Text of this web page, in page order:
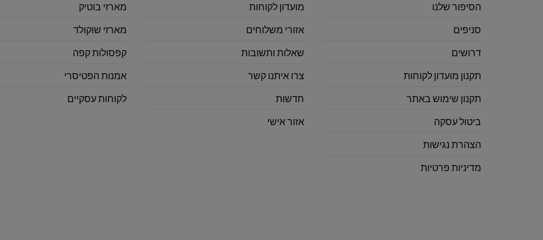
הסיפור שלנו
סניפים
דרושים
תקנון מועדון לקוחות
תקנון שימוש באתר
ביטול עסקה
הצהרת נגישות
מדיניות פרטיות
מועדון לקוחות
אזורי משלוחים
שאלות ותשובות
צרו איתנו קשר
חדשות
אזור אישי
מארזי בוטיק
מארזי שוקולד
קפסולות קפה
אמנות הפטיסרי
לקוחות עסקיים